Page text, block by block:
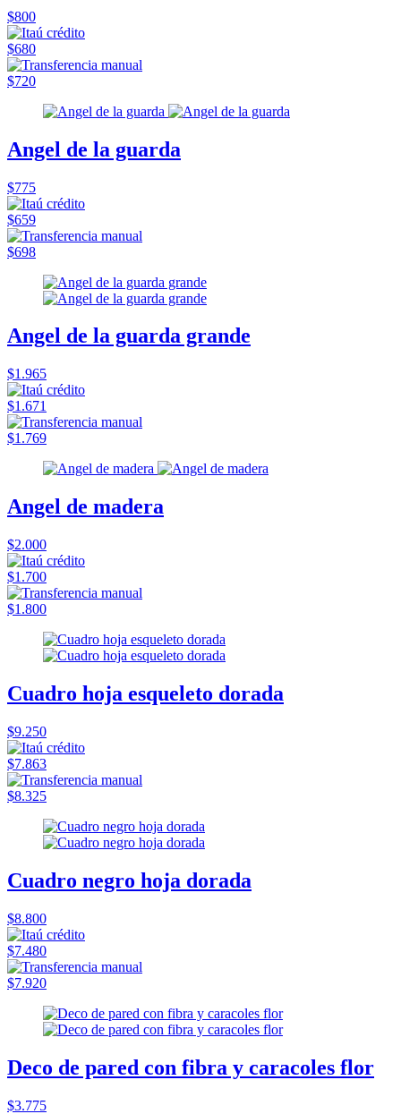
$800
$680
$720
Angel de la guarda
$775
$659
$698
Angel de la guarda grande
$1.965
$1.671
$1.769
Angel de madera
$2.000
$1.700
$1.800
Cuadro hoja esqueleto dorada
$9.250
$7.863
$8.325
Cuadro negro hoja dorada
$8.800
$7.480
$7.920
Deco de pared con fibra y caracoles flor
$3.775